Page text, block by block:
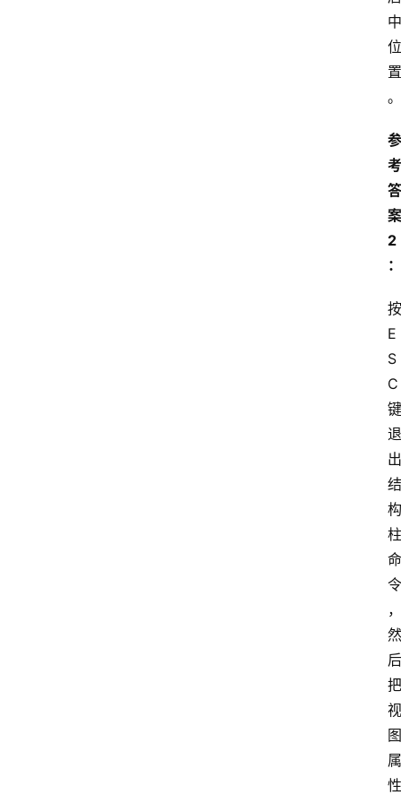
中
位
置
。
参
考
答
案
2
：
按
E
S
C
键
退
出
结
构
柱
命
令
，
然
后
把
视
图
属
性